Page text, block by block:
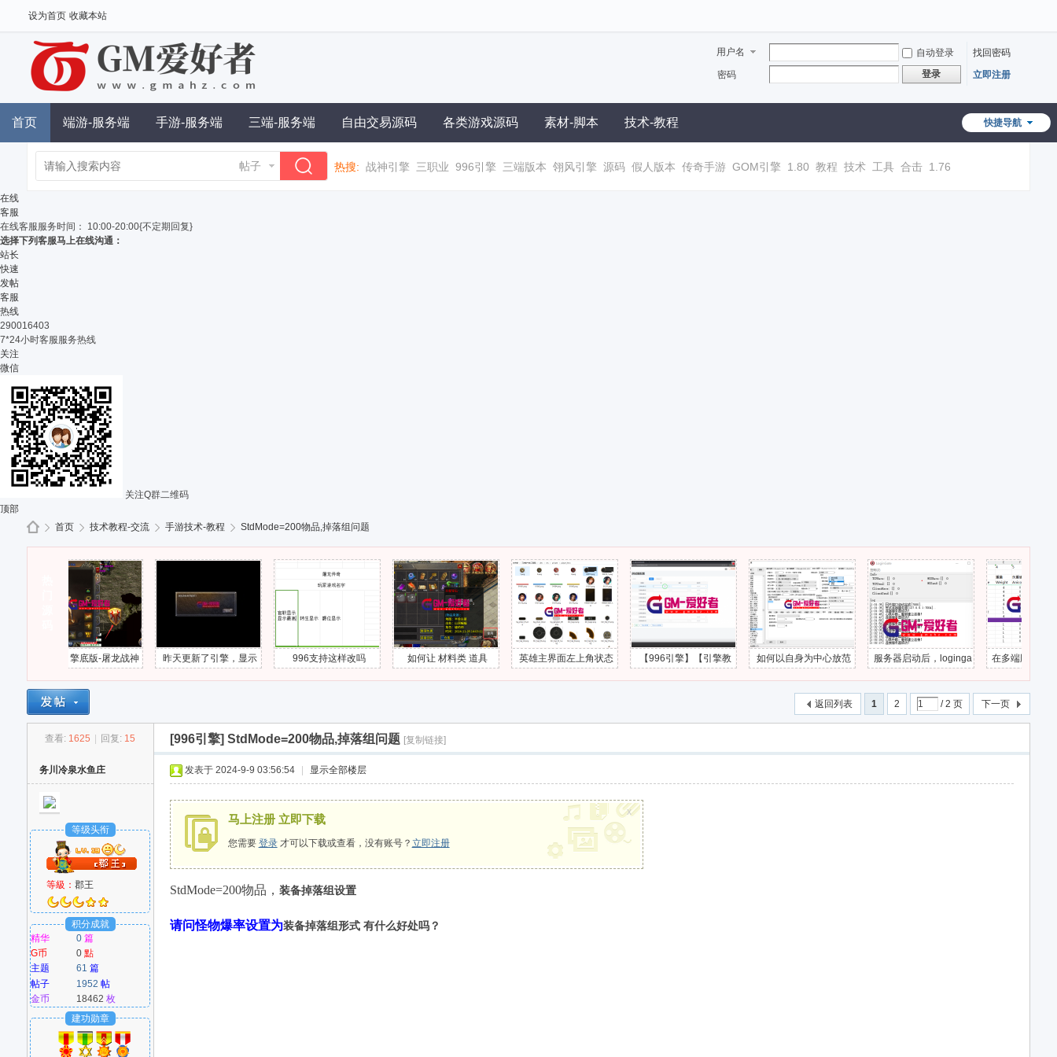
设为首页 收藏本站
用户名 自动登录
找回密码
密码
登录 立即注册
快捷导航
首页 端游-服务端 手游-服务端 三端-服务端 自由交易源码 各类游戏源码 素材-脚本 技术-教程
帖子 热搜: 战神引擎 三职业 996引擎 三端版本 翎风引擎 源码 假人版本 传奇手游 GOM引擎 1.80 教程 技术 工具 合击 1.76
在线
客服
在线客服服务时间： 10:00-20:00{不定期回复}
选择下列客服马上在线沟通：
站长
快速
发帖
客服
热线
290016403
7*24小时客服服务热线
关注
微信
关注Q群二维码
顶部
爱
首页 技术教程-交流 手游技术-教程
›
StdMode=200物品,掉落组问题
996引擎底版-屠龙战神
下载部分错误
昨天更新了引擎，显示
连接游戏超时
996支持这样改吗
如何让 材料类 道具
的“使用”按钮隐藏掉
英雄主界面左上角状态
头像UI界面怎么添加出
【996引擎】【引擎教
程】第3课 - 工具服配置
如何以自身为中心放范
围伤害技能？
服务器启动后，loginga
te一直心跳中断
在多端版传2如何获取装
备的属性？
1 2 / 2 页 下一页
返回列表
查看: 1625 回复: 15 [996引擎] StdMode=200物品,掉落组问题 [复制链接]
务川冷泉水鱼庄
等级头衔
等級：郡王
积分成就
精华
0 篇
G币
0點
主题
61 篇
帖子
1952 帖
金币
18462枚
建功勋章
发表于 2024-9-9 03:56:54 显示全部楼层
马上注册 立即下载
您需要 登录才可以下载或查看，没有账号？ 立即注册
x
StdMode=200物品， 装备掉落组设置
请问怪物爆率设置为装备掉落组形式有什么好处吗？